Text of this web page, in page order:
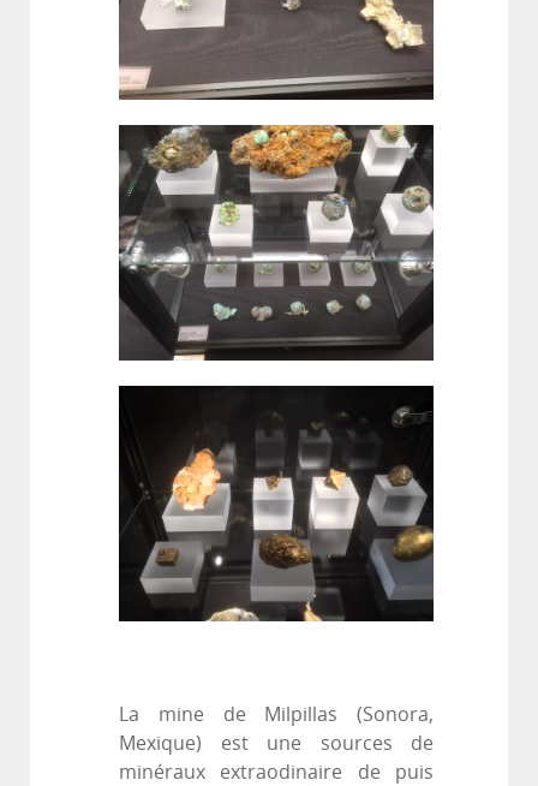
La mine de Milpillas (Sonora,
Mexique) est une sources de
minéraux extraodinaire de puis